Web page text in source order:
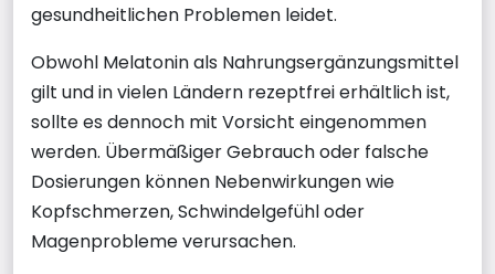
gesundheitlichen Problemen leidet.
Obwohl Melatonin als Nahrungsergänzungsmittel
gilt und in vielen Ländern rezeptfrei erhältlich ist,
sollte es dennoch mit Vorsicht eingenommen
werden. Übermäßiger Gebrauch oder falsche
Dosierungen können Nebenwirkungen wie
Kopfschmerzen, Schwindelgefühl oder
Magenprobleme verursachen.